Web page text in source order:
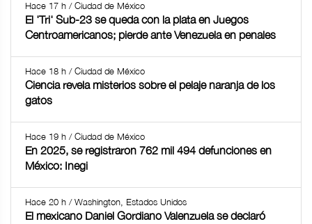
Hace 17 h / Ciudad de México
El 'Tri' Sub-23 se queda con la plata en Juegos
Centroamericanos; pierde ante Venezuela en penales
Hace 18 h / Ciudad de México
Ciencia revela misterios sobre el pelaje naranja de los
gatos
Hace 19 h / Ciudad de México
En 2025, se registraron 762 mil 494 defunciones en
México: Inegi
Hace 20 h / Washington, Estados Unidos
El mexicano Daniel Gordiano Valenzuela se declaró